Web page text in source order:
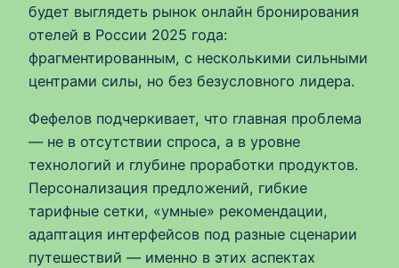
будет выглядеть рынок онлайн бронирования
отелей в России 2025 года:
фрагментированным, с несколькими сильными
центрами силы, но без безусловного лидера.
Фефелов подчеркивает, что главная проблема
— не в отсутствии спроса, а в уровне
технологий и глубине проработки продуктов.
Персонализация предложений, гибкие
тарифные сетки, «умные» рекомендации,
адаптация интерфейсов под разные сценарии
путешествий — именно в этих аспектах